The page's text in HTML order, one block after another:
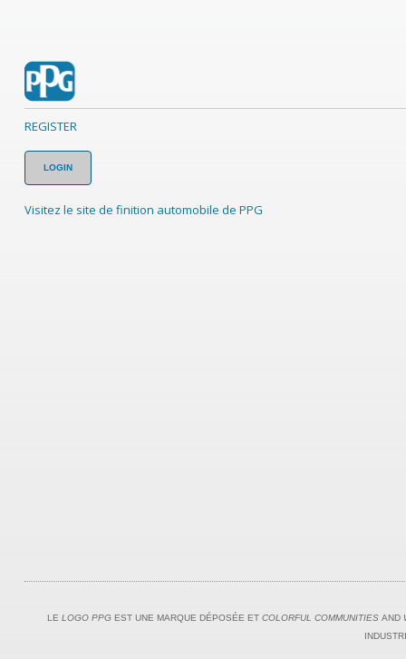
REGISTER
LOGIN
Visitez le site de finition automobile de PPG
LE LOGO PPG EST UNE MARQUE DÉPOSÉE ET COLORFUL COMMUNITIES AND